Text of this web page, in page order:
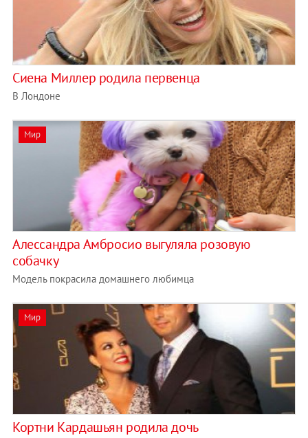
Сиена Миллер родила первенца
В Лондоне
Мир
Алессандра Амбросио выгуляла розовую
собачку
Модель покрасила домашнего любимца
Мир
Кортни Кардашьян родила дочь